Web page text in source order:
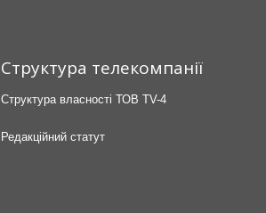
Структура телекомпанії
Структура власності ТОВ TV-4
Редакційний статут